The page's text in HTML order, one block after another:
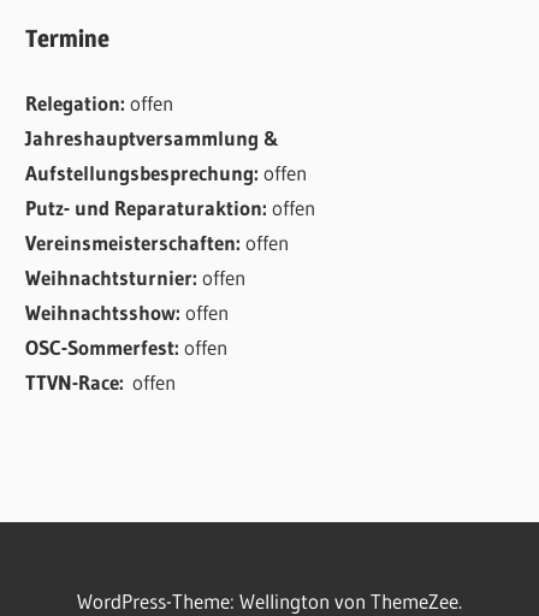
Termine
Relegation:offen
Jahreshauptversammlung &
Aufstellungsbesprechung:offen
Putz- und Reparaturaktion:offen
Vereinsmeisterschaften:offen
Weihnachtsturnier:offen
Weihnachtsshow:offen
OSC-Sommerfest:offen
TTVN-Race:offen
WordPress-Theme: Wellington von ThemeZee.